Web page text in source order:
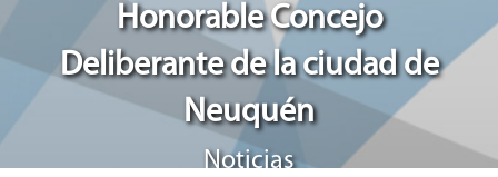
Honorable Concejo
Deliberante de la ciudad de
Neuquén
Noticias